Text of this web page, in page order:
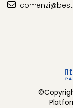
©Copyright